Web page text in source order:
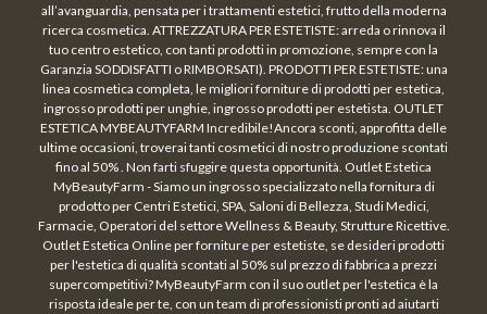
all’avanguardia, pensata per i trattamenti estetici, frutto della moderna
ricerca cosmetica. ATTREZZATURA PER ESTETISTE: arreda o rinnova il
tuo centro estetico, con tanti prodotti in promozione, sempre con la
Garanzia SODDISFATTI o RIMBORSATI). PRODOTTI PER ESTETISTE: una
linea cosmetica completa, le migliori forniture di prodotti per estetica,
ingrosso prodotti per unghie, ingrosso prodotti per estetista. OUTLET
ESTETICA MYBEAUTYFARM Incredibile!Ancora sconti, approfitta delle
ultime occasioni, troverai tanti cosmetici di nostro produzione scontati
fino al 50% . Non farti sfuggire questa opportunità. Outlet Estetica
MyBeautyFarm - Siamo un ingrosso specializzato nella fornitura di
prodotto per Centri Estetici, SPA, Saloni di Bellezza, Studi Medici,
Farmacie, Operatori del settore Wellness & Beauty, Strutture Ricettive.
Outlet Estetica Online per forniture per estetiste, se desideri prodotti
per l'estetica di qualità scontati al 50% sul prezzo di fabbrica a prezzi
supercompetitivi? MyBeautyFarm con il suo outlet per l'estetica è la
risposta ideale per te, con un team di professionisti pronti ad aiutarti